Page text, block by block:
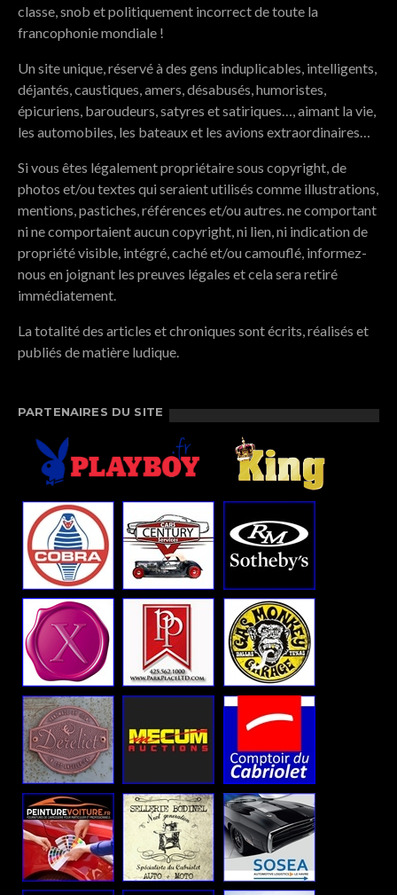
classe, snob et politiquement incorrect de toute la
francophonie mondiale !
Un site unique, réservé à des gens induplicables, intelligents,
déjantés, caustiques, amers, désabusés, humoristes,
épicuriens, baroudeurs, satyres et satiriques…, aimant la vie,
les automobiles, les bateaux et les avions extraordinaires…
Si vous êtes légalement propriétaire sous copyright, de
photos et/ou textes qui seraient utilisés comme illustrations,
mentions, pastiches, références et/ou autres. ne comportant
ni ne comportaient aucun copyright, ni lien, ni indication de
propriété visible, intégré, caché et/ou camouflé, informez-
nous en joignant les preuves légales et cela sera retiré
immédiatement.
La totalité des articles et chroniques sont écrits, réalisés et
publiés de matière ludique.
PARTENAIRES DU SITE